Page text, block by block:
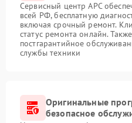
Сервисный центр APC
всей РФ, бесплатную
включая срочный ремонт.
статус ремонта онлайн.
постгарантийное
службы техники
Оригинальные
безопасное